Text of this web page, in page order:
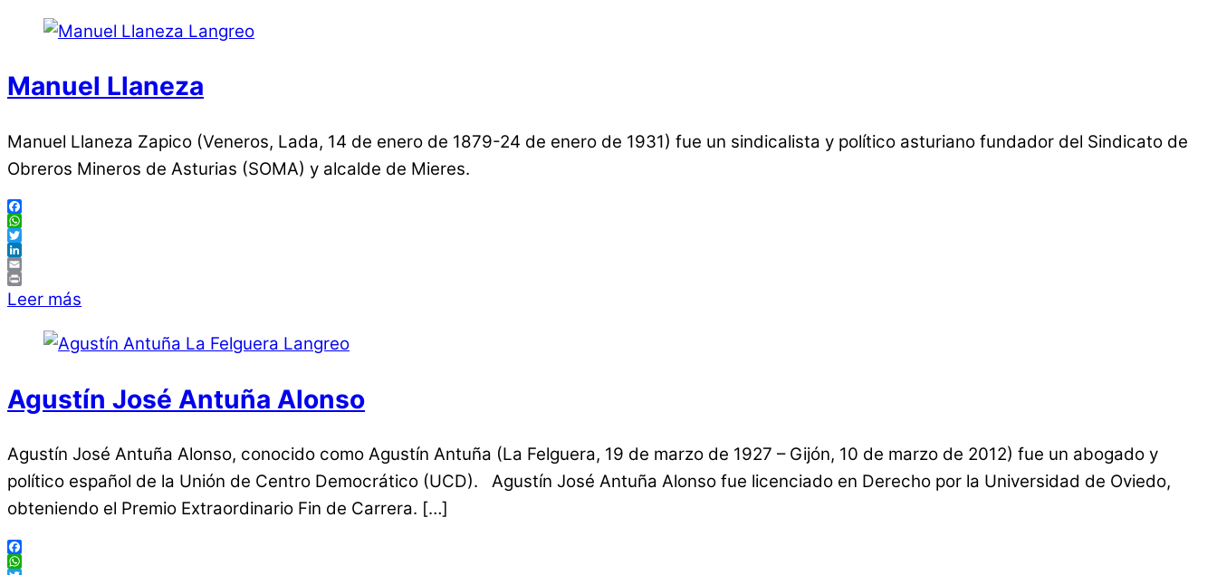
Manuel Llaneza
Manuel Llaneza Zapico (Veneros, Lada, 14 de enero de 1879-24 de enero de 1931) fue un sindicalista y político asturiano fundador del Sindicato de
Obreros Mineros de Asturias (SOMA) y alcalde de Mieres.
Facebook
WhatsApp
Twitter
LinkedIn
Email
Print
Leer más
Agustín José Antuña Alonso
Agustín José Antuña Alonso, conocido como Agustín Antuña (La Felguera, 19 de marzo de 1927 – Gijón, 10 de marzo de 2012) fue un abogado y
político español de la Unión de Centro Democrático (UCD). Agustín José Antuña Alonso fue licenciado en Derecho por la Universidad de Oviedo,
obteniendo el Premio Extraordinario Fin de Carrera. […]
Facebook